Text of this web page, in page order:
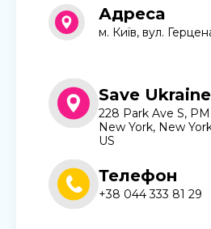
Адреса
м. Київ, вул.
Save
228 Park Ave S,
New York, New
US
Телефон
+38 044 333 81 29